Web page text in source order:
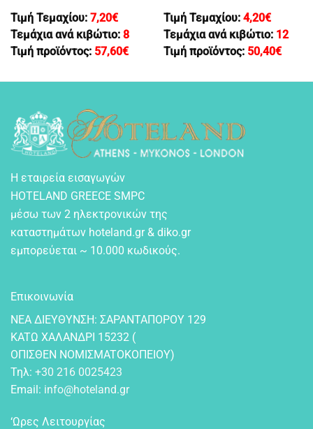
Τιμή Τεμαχίου: 7,20€
Τεμάχια ανά κιβώτιο: 8
Τιμή προϊόντος: 57,60€
Τιμή Τεμαχίου: 4,20€
Τεμάχια ανά κιβώτιο: 12
Τιμή προϊόντος: 50,40€
Η εταιρεία εισαγωγών
HOTELAND GREECE SMPC
μέσω των 2 ηλεκτρονικών της
καταστημάτων hoteland.gr & diko.gr
εμπορεύεται ~ 10.000 κωδικούς.
Επικοινωνία
NEA ΔIEYΘYNΣH: ΣAPANTAΠOPOY 129
KATΩ XAΛANΔPI 15232 (
OΠIΣΘEN NOMIΣMATOKOΠEIOY)
Τηλ: +30 216 0025423
Email: info@hoteland.gr
‘Ωρες Λειτουργίας